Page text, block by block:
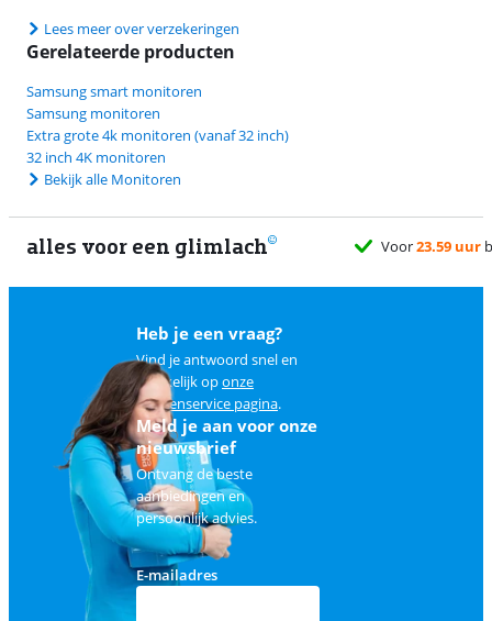
Lees meer over verzekeringen
Gerelateerde producten
Samsung smart monitoren
Samsung monitoren
Extra grote 4k monitoren (vanaf 32 inch)
32 inch 4K monitoren
Bekijk alle Monitoren
alles voor een glimlach
Heb je een vraag?
Vind je antwoord snel en
makkelijk oponze
klantenservice pagina.
Meld je aan voor onze
nieuwsbrief
Ontvang de beste
aanbiedingen en
persoonlijk advies.
E-mailadres